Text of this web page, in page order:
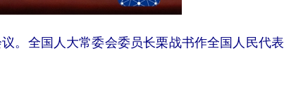
全国人大常委会委员长栗战书作全国人民代表